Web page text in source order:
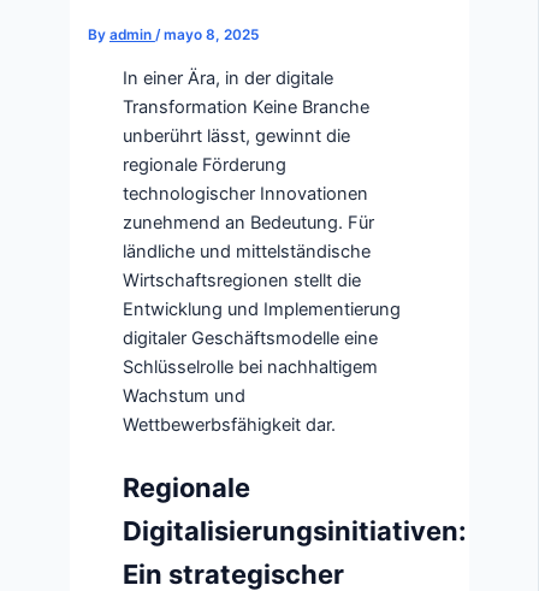
By admin /mayo 8, 2025
In einer Ära, in der digitale
Transformation Keine Branche
unberührt lässt, gewinnt die
regionale Förderung
technologischer Innovationen
zunehmend an Bedeutung. Für
ländliche und mittelständische
Wirtschaftsregionen stellt die
Entwicklung und Implementierung
digitaler Geschäftsmodelle eine
Schlüsselrolle bei nachhaltigem
Wachstum und
Wettbewerbsfähigkeit dar.
Regionale
Digitalisierungsinitiativen:
Ein strategischer